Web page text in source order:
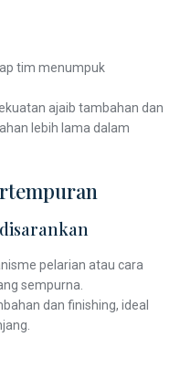
tim menumpuk
ajaib tambahan dan
lebih lama dalam
pelarian atau cara
sempurna.
dan finishing, ideal